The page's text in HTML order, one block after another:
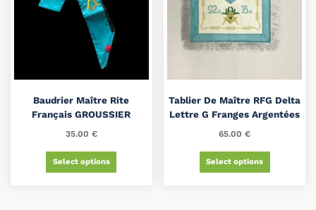
Baudrier Maître Rite
Français GROUSSIER
35.00 €
Select options
Tablier De Maître RFG Delta
Lettre G Franges Argentées
65.00€
Select options